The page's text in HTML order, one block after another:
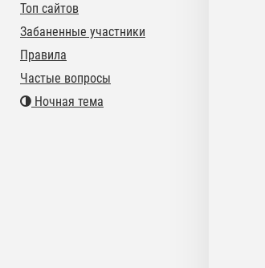
Топ сайтов
Забаненные участники
Правила
Частые вопросы
Ночная тема